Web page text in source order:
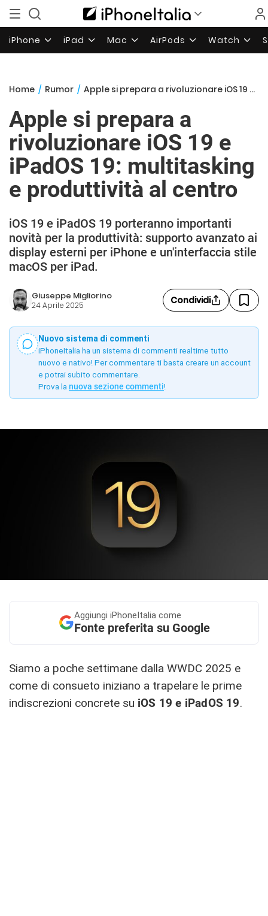
iPhone iPad Mac AirPods Watch
Home / Rumor / Apple si prepara a rivoluzionare iOS 19 e iPadOS 19: multitasking e produttività al centro
Apple si prepara a
rivoluzionare iOS 19 e
iPadOS 19: multitasking
e produttività al centro
iOS 19 e iPadOS 19 porteranno importanti
novità per la produttività: supporto avanzato ai
display esterni per iPhone e un'interfaccia stile
macOS per iPad.
Giuseppe Migliorino
24 Aprile 2025 Condividi
Nuovo sistema di commenti
iPhoneItalia ha un sistema di commenti realtime tutto
nuovo e nativo! Per commentare ti basta creare un account
e potrai subito commentare.
Prova la nuova sezione commenti!
Aggiungi iPhoneItalia come
Fonte preferita su Google
Siamo a poche settimane dalla WWDC 2025 e
come di consueto iniziano a trapelare le prime
indiscrezioni concrete su iOS 19 e iPadOS 19.